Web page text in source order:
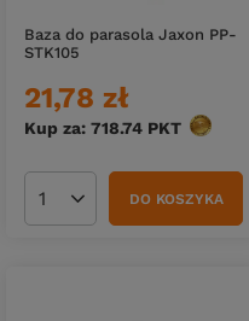
Baza do parasola Jaxon PP-
STK105
21,78 zł
Kup za: 718.74 PKT punktów
Ilość produktówDO KOSZYKA